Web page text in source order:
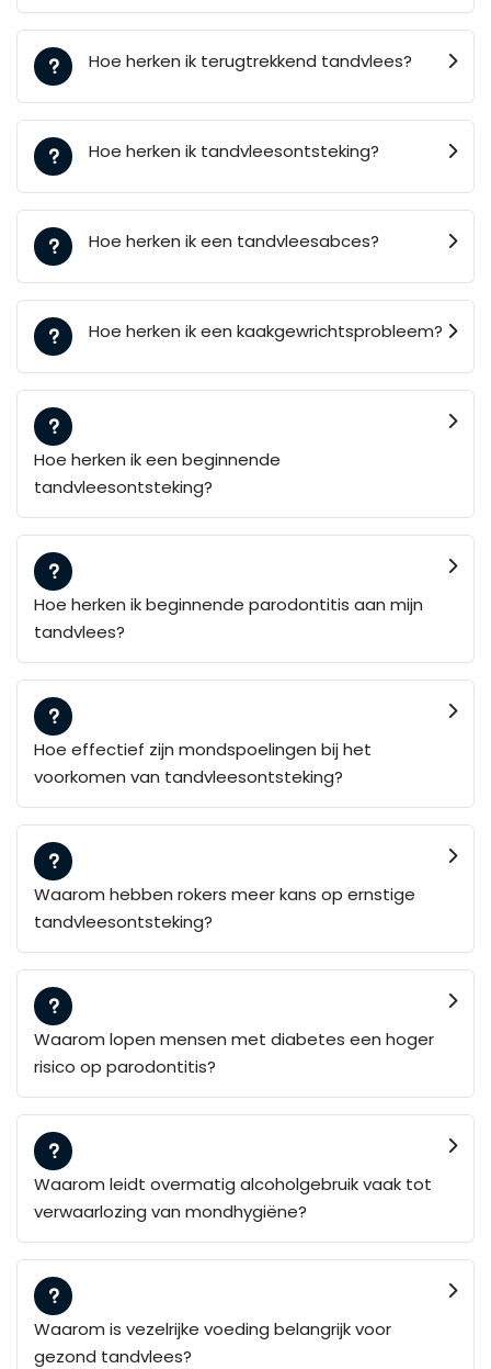
Hoe herken ik terugtrekkend tandvlees?
Hoe herken ik tandvleesontsteking?
Hoe herken ik een tandvleesabces?
Hoe herken ik een kaakgewrichtsprobleem?
Hoe herken ik een beginnende
tandvleesontsteking?
Hoe herken ik beginnende parodontitis aan mijn
tandvlees?
Hoe effectief zijn mondspoelingen bij het
voorkomen van tandvleesontsteking?
Waarom hebben rokers meer kans op ernstige
tandvleesontsteking?
Waarom lopen mensen met diabetes een hoger
risico op parodontitis?
Waarom leidt overmatig alcoholgebruik vaak tot
verwaarlozing van mondhygiëne?
Waarom is vezelrijke voeding belangrijk voor
gezond tandvlees?